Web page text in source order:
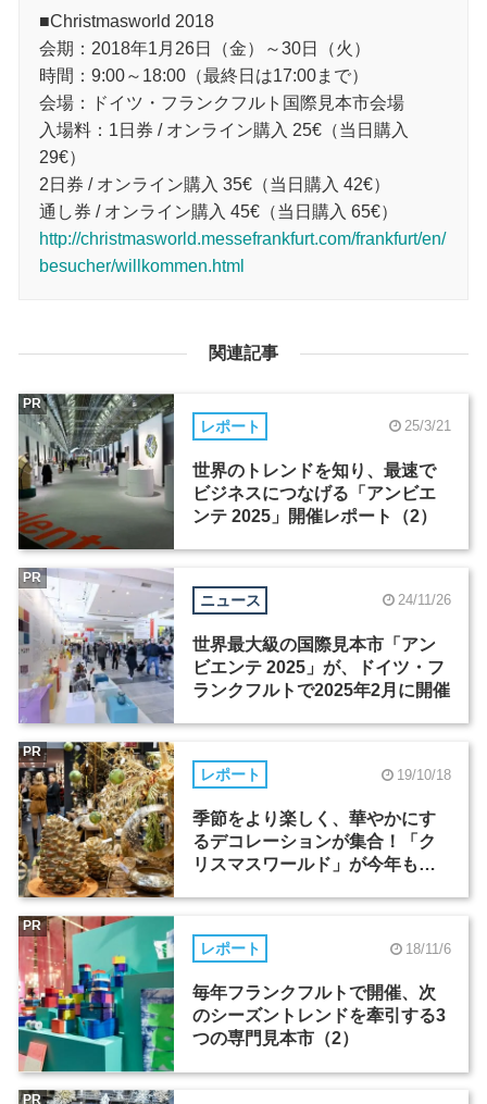
■Christmasworld 2018
会期：2018年1月26日（金）～30日（火）
時間：9:00～18:00（最終日は17:00まで）
会場：ドイツ・フランクフルト国際見本市会場
入場料：1日券 / オンライン購入 25€（当日購入
29€）
2日券 / オンライン購入 35€（当日購入 42€）
通し券 / オンライン購入 45€（当日購入 65€）
http://christmasworld.messefrankfurt.com/frankfurt/en/
besucher/willkommen.html
関連記事
レポート 25/3/21
世界のトレンドを知り、最速で
ビジネスにつなげる「アンビエ
ンテ 2025」開催レポート（2）
PR
ニュース 24/11/26
世界最大級の国際見本市「アン
ビエンテ 2025」が、ドイツ・フ
ランクフルトで2025年2月に開催
PR
レポート 19/10/18
季節をより楽しく、華やかにす
るデコレーションが集合！「ク
リスマスワールド」が今年もフ
PR
レポート 18/11/6
毎年フランクフルトで開催、次
のシーズントレンドを牽引する3
つの専門見本市（2）
PR
PR